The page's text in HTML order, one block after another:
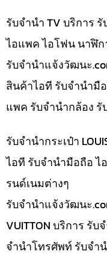
รับจำนำ TV บริการ
ไอแพค ไอโฟน นาฬิ
รับจํานําแจ้งวัฒนะ
สินค้าไอที รับจำนำมื
แพค รับจำนำกล้อง รั
รับจำนำกระเป๋า
ไอที รับจำนำมือถือ
รนด์เนมต่างๆ
รับจํานําแจ้งวัฒนะ
VUITTON บริการ รั
จำนำโทรศัพท์ รับจำ